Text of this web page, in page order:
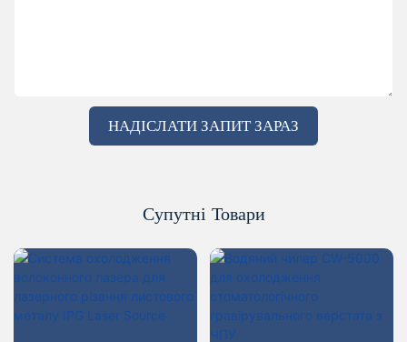
НАДІСЛАТИ ЗАПИТ ЗАРАЗ
Супутні Товари